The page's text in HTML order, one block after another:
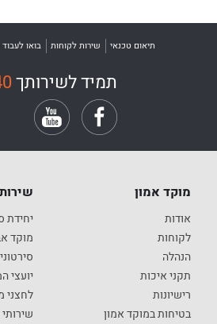
תיאום טכנאי שירות לקוחות בואו
תמיד לשירותך
מוקד אמון
אודות
לקוחות
הנהלה
תקני איכות
רישיונות
בטיחות במוקד אמון
יחידת
מוקד
יועצי
לחצני